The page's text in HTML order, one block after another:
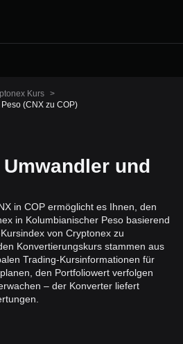
Kurs >
(CNX zu COP)
Umwandler und
in COP ermöglicht es Ihnen, den
in Kolumbianischer Peso basierend
von Cryptonex zu
Konvertierungskurs stammen aus
Trading-Kursinformationen für
den Portfoliowert verfolgen
– der Konverter liefert